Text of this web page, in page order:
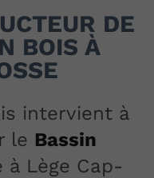
DE
BOIS À
intervient à
le Bassin
à Lège Cap-